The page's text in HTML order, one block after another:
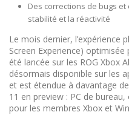
Des corrections de bugs
stabilité et la réactivité
Le mois dernier, l’expérience
Screen Experience)
été lancée sur les ROG Xbox
désormais disponible sur les
et est étendue à davantage
11 en preview : PC de
pour les membres Xbox et